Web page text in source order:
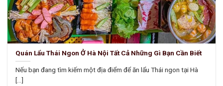
Quán Lẩu Thái Ngon Ở Hà Nội Tất Cả Những Gì Bạn Cần Biết
Nếu bạn đang tìm kiếm một địa điểm để ăn lẩu Thái ngon tại Hà
[...]